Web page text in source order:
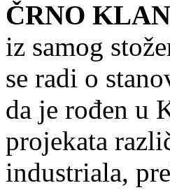
ČRNO
iz samog
se radi o
da je rođen u
projekata
industriala,